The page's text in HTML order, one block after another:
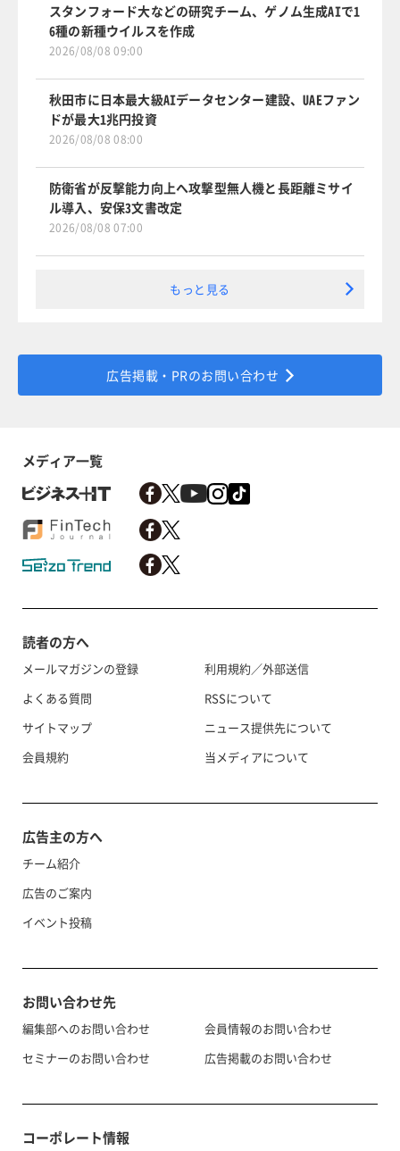
スタンフォード大などの研究チーム、ゲノム生成AIで1
6種の新種ウイルスを作成
2026/08/08 09:00
秋田市に日本最大級AIデータセンター建設、UAEファン
ドが最大1兆円投資
2026/08/08 08:00
防衛省が反撃能力向上へ攻撃型無人機と長距離ミサイ
ル導入、安保3文書改定
2026/08/08 07:00
もっと見る
広告掲載・PRのお問い合わせ
メディア一覧
読者の方へ
メールマガジンの登録
よくある質問
サイトマップ
会員規約
利用規約／外部送信
RSSについて
ニュース提供先について
当メディアについて
広告主の方へ
チーム紹介
広告のご案内
イベント投稿
お問い合わせ先
編集部へのお問い合わせ
セミナーのお問い合わせ
会員情報のお問い合わせ
広告掲載のお問い合わせ
コーポレート情報